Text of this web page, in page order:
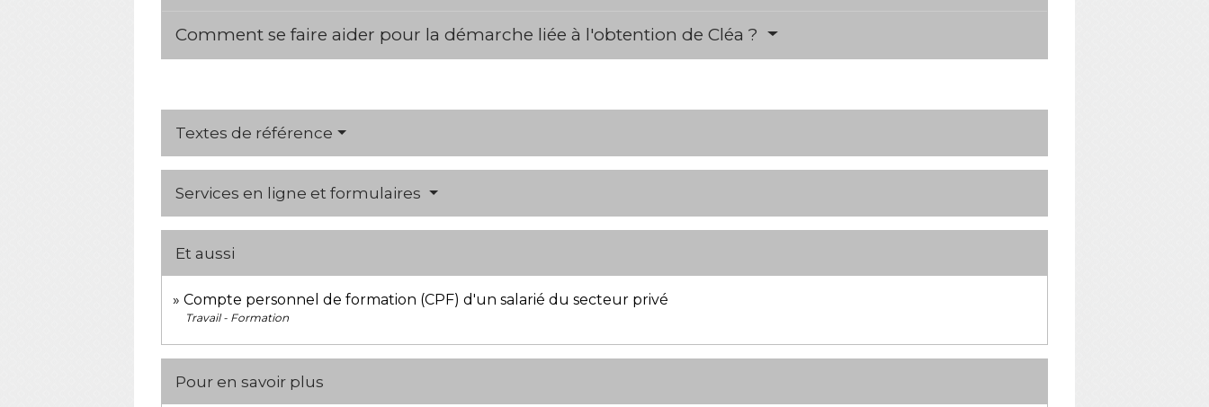
Comment se faire aider pour la démarche liée à l'obtention de Cléa ?
Textes de référence
Services en ligne et formulaires
Et aussi
Compte personnel de formation (CPF) d'un salarié du secteur privé
Travail - Formation
Pour en savoir plus